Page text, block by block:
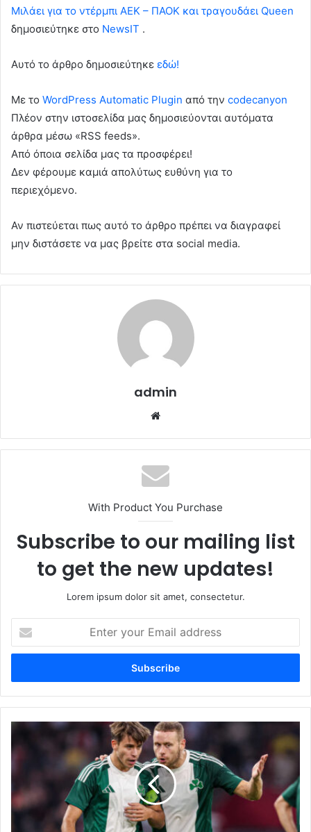
Μιλάει για το ντέρμπι ΑΕΚ – ΠΑΟΚ και τραγουδάει Queen
δημοσιεύτηκε στο NewsIT .
Αυτό το άρθρο δημοσιεύτηκε εδώ!
Με το WordPress Automatic Plugin από την codecanyon
Πλέον στην ιστοσελίδα μας δημοσιεύονται αυτόματα
άρθρα μέσω «RSS feeds».
Από όποια σελίδα μας τα προσφέρει!
Δεν φέρουμε καμιά απολύτως ευθύνη για το
περιεχόμενο.
Αν πιστεύεται πως αυτό το άρθρο πρέπει να διαγραφεί
μην διστάσετε να μας βρείτε στα social media.
admin
With Product You Purchase
Subscribe to our mailing list
to get the new updates!
Lorem ipsum dolor sit amet, consectetur.
your
Email